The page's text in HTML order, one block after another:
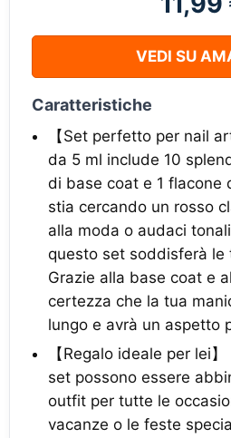
VEDI SU
Caratteristiche
【Set perfetto per nail
da 5 ml include 10
di base coat e 1 flacone
stia cercando un rosso
alla moda o audaci
questo set soddisferà le
Grazie alla base coat e
certezza che la tua
lungo e avrà un aspetto
【Regalo ideale per lei
set possono essere
outfit per tutte le
vacanze o le feste